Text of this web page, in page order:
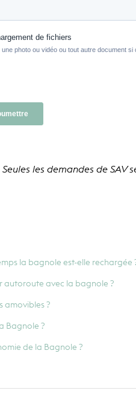
Seules les demandes de
la bagnole est-elle rechargée
autoroute avec la bagnole ?
amovibles ?
Bagnole ?
de la Bagnole ?